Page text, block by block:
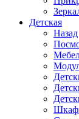
Детская
Назад